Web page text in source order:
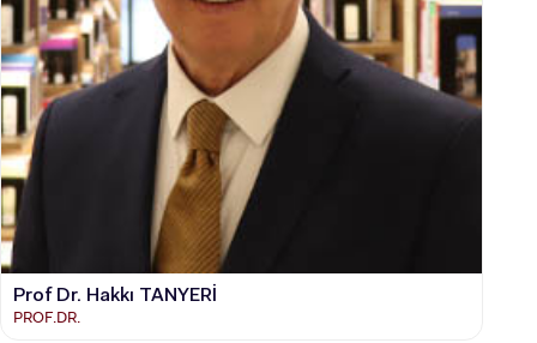
Prof Dr. Hakkı TANYERİ
PROF.DR.